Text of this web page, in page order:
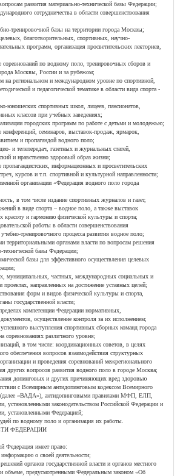
развития материально-технической базы Федерации;
сотрудничества в области совершенствования
тренировочной базы на территории города Москвы;
благотворительных, спортивных, научно-
программ, организация просветительских лекториев,
соревнований по водному поло, тренировочных сборов и
Москвы, России и за рубежом;
на региональном и международном уровне по спортивной,
и педагогической тематике в области вида спорта -
юношеских спортивных школ, лицеев, пансионатов,
классов при учебных заведениях;
городских программ по работе с детьми и молодежью;
конференций, семинаров, выставок-продаж, ярмарок,
и пропагандой водного поло;
и телепередач, газетных и журнальных статей,
и нравственно здоровый образ жизни;
пропагандистских, информационных и просветительских
курсов и т.п. спортивной и культурной направленности;
организации «Федерация водного поло города
в том числе издание спортивных журналов и газет,
в виде спорта – водное поло, а также выставок
красоту и гармонию физической культуры и спорта;
работы в области совершенствования
тренировочного процесса развития водное поло;
территориальными органами власти по вопросам решения
технической базы Федерации;
базы для эффективного осуществления целевых
муниципальных, частных, международных социальных и
проектах, направленных на достижение уставных целей;
форм и видов физической культуры и спорта,
государственной власти;
компетенции Федерации нормативных,
осуществление контроля за их исполнением;
выступления спортивных сборных команд города
различного уровня;
в том числе: координационных советов, в целях
обеспечения вопросов взаимодействия структурных
и проведения соревнований межрегионального
других вопросов развития водного поло в городе Москва;
допинговых и других причиняющих вред здоровью
с Всемирным антидопинговым кодексом Всемирного
(далее «ВАДА»), антидопинговыми правилами МФП, ЕЛП,
установленными законодательством Российской Федерации и
установленными Федерацией;
по водному поло и организация их работы.
ФЕДЕРАЦИИ
Федерация имеет право:
о своей деятельности;
органов государственной власти и органов местного
объеме, предусмотренными Федеральным законом «Об